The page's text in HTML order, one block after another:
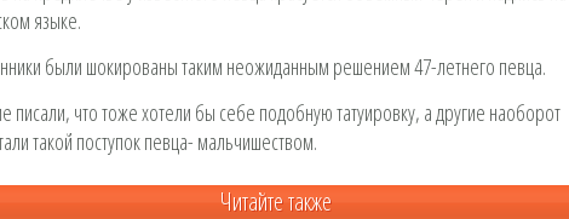
языке.
были шокированы таким неожиданным решением 47-летнего певца.
писали, что тоже хотели бы себе подобную татуировку, а другие наоборот
такой поступок певца- мальчишеством.
Читайте также